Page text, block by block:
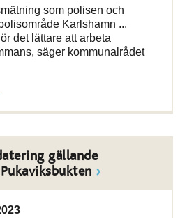
som polisen och
Karlshamn ...
det lättare att arbeta
säger kommunalrådet
gällande